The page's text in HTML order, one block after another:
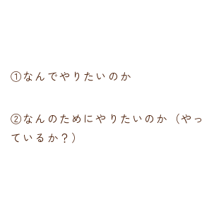
①なんでやりたいのか
②なんのためにやりたいのか（や
ているか？）